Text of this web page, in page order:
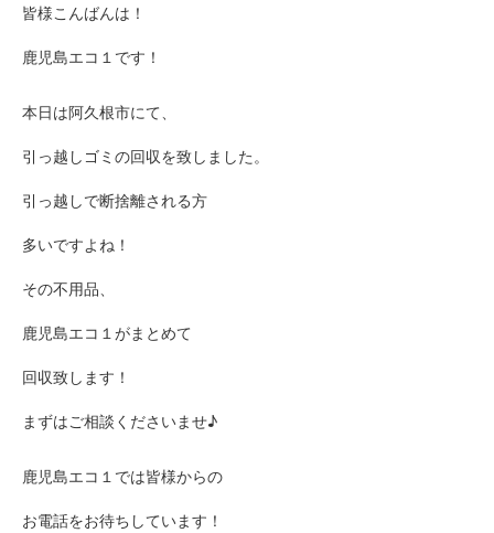
皆様こんばんは！
鹿児島エコ１です！
本日は阿久根市にて、
引っ越しゴミの回収を致しました。
引っ越しで断捨離される方
多いですよね！
その不用品、
鹿児島エコ１がまとめて
回収致します！
まずはご相談くださいませ♪
鹿児島エコ１では皆様からの
お電話をお待ちしています！